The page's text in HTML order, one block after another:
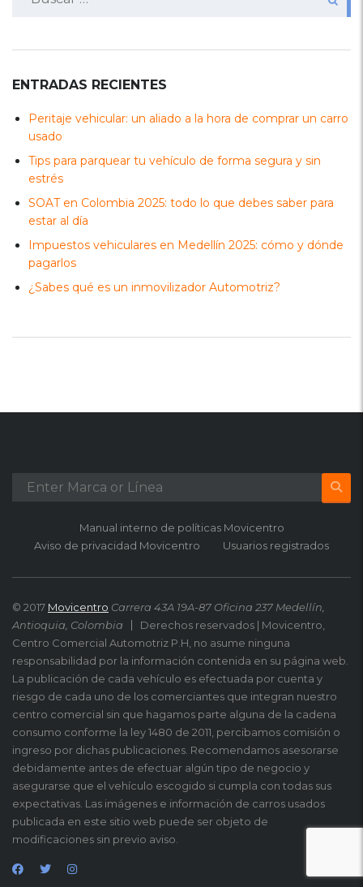
ENTRADAS RECIENTES
Peritaje vehicular: un aliado a la hora de comprar un carro
usado
Tips para parquear tu vehículo de forma segura y sin
estrés
SOAT en Colombia 2025: todo lo que debes saber para
estar al día
Impuestos vehiculares en Medellín 2025: cómo y dónde
pagarlos
¿Sabes qué es un inmovilizador Automotriz?
Manual interno de políticas Movicentro
Aviso de privacidad Movicentro
Usuarios registrados
© 2017 Movicentro Carrera 43A 19A-87 Oficina 237 Medellín,
Antioquia, Colombia
Derechos reservados | Movicentro,
Centro Comercial Automotriz P.H, no asume ninguna
responsabilidad por la información contenida en su página web.
La publicación de cada vehículo es efectuada por cuenta y
riesgo de cada uno de los comerciantes que integran nuestro
centro comercial sin que hagamos parte alguna de la cadena
consumo conforme la ley 1480 de 2011, percibamos comisión o
ingreso por dichas publicaciones. Recomendamos asesorarse
debidamente antes de efectuar algún tipo de negocio y
asegurarse que el vehículo escogido si cumpla con todas sus
expectativas. Las imágenes e información de carros usados
publicada en este sitio web puede ser objeto de
modificaciones sin previo aviso.